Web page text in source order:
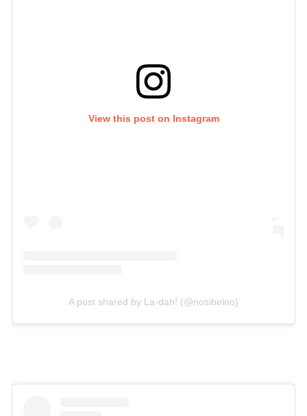
View this post on Instagram
A post shared by La-dah! (@nosibelno)